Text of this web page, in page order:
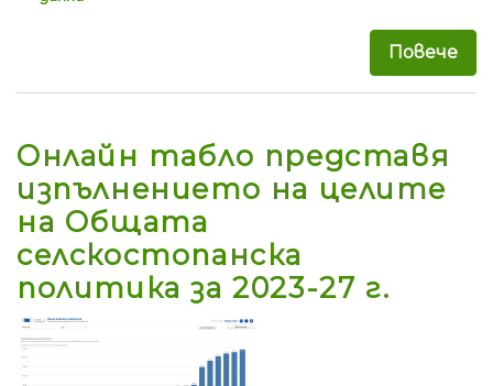
Повече
Онлайн табло представя
изпълнението на целите
на Общата
селскостопанска
политика за 2023-27 г.